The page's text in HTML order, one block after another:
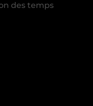
des temps